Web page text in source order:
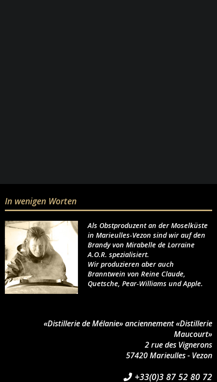
In wenigen Worten
Als Obstproduzent an der Moselküste
in Marieulles-Vezon sind wir auf den
Brandy von Mirabelle de Lorraine
A.O.R. spezialisiert.
Wir produzieren aber auch
Branntwein von Reine Claude,
Quetsche, Pear-Williams und Apple.
«Distillerie de Mélanie» anciennement «Distillerie
Maucourt»
2 rue des Vignerons
57420 Marieulles - Vezon
+33(0)3 87 52 80 72